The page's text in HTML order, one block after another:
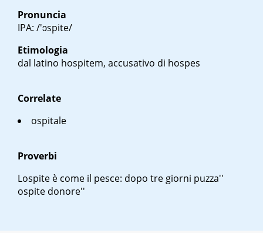
Pronuncia
IPA: /'ɔspite/
Etimologia
dal latino hospitem, accusativo di hospes
Correlate
ospitale
Proverbi
Lospite è come il pesce: dopo tre giorni puzza''
ospite donore''